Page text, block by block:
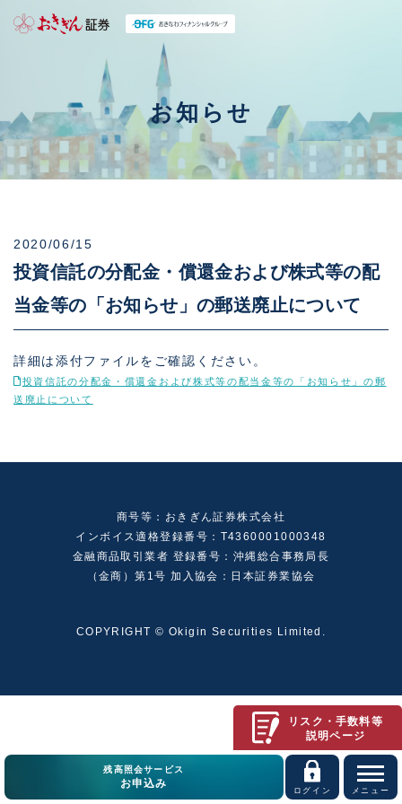
残高照会サービス
お申込み
ログイン メニュー
リスク・手数料等
説明ページ
お知らせ
2020/06/15
投資信託の分配金・償還金および株式等の配
当金等の「お知らせ」の郵送廃止について
詳細は添付ファイルをご確認ください。
投資信託の分配金・償還金および株式等の配当金等の「お知らせ」の郵
送廃止について
商号等：おきぎん証券株式会社
インボイス適格登録番号：T4360001000348
金融商品取引業者 登録番号：沖縄総合事務局長
（金商）第1号 加入協会：日本証券業協会
COPYRIGHT © Okigin Securities Limited.